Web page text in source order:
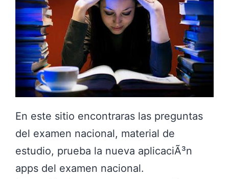
e
s
a
Ã
±
o
l
En este sitio encontraras las preguntas
del examen nacional, material de
estudio, prueba la nueva aplicaciÃ³n
apps del examen nacional.